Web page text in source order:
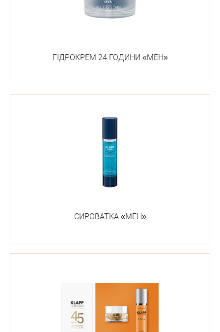
ГІДРОКРЕМ 24 ГОДИНИ «МЕН»
СИРОВАТКА «МЕН»